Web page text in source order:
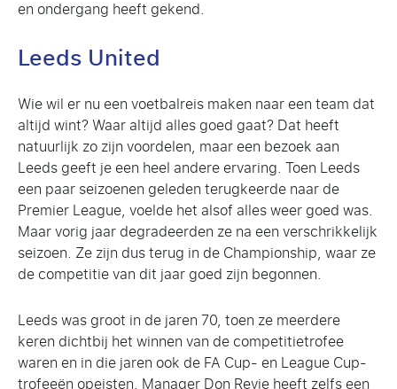
en ondergang heeft gekend.
Leeds United
Wie wil er nu een voetbalreis maken naar een team dat
altijd wint? Waar altijd alles goed gaat? Dat heeft
natuurlijk zo zijn voordelen, maar een bezoek aan
Leeds geeft je een heel andere ervaring. Toen Leeds
een paar seizoenen geleden terugkeerde naar de
Premier League, voelde het alsof alles weer goed was.
Maar vorig jaar degradeerden ze na een verschrikkelijk
seizoen. Ze zijn dus terug in de Championship, waar ze
de competitie van dit jaar goed zijn begonnen.
Leeds was groot in de jaren 70, toen ze meerdere
keren dichtbij het winnen van de competitietrofee
waren en in die jaren ook de FA Cup- en League Cup-
trofeeën opeisten. Manager Don Revie heeft zelfs een